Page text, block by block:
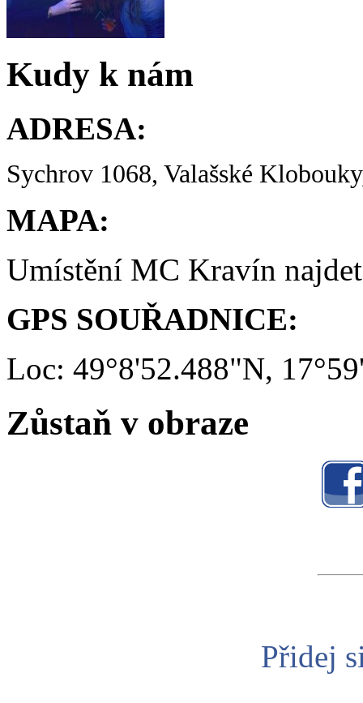
Kudy k nám
ADRESA:
Sychrov 1068, Valašské
MAPA:
Umístění MC Kravín
GPS SOUŘADNICE:
Loc: 49°8'52.488"N,
Zůstaň v obraze
Přidej